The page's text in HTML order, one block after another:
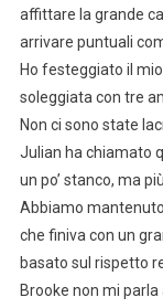
affittare la grande
arrivare puntuali
Ho festeggiato il
soleggiata con tre
Non ci sono state
Julian ha chiamato
un po’ stanco, ma
Abbiamo
che finiva con un
basato sul rispetto
Brooke non mi